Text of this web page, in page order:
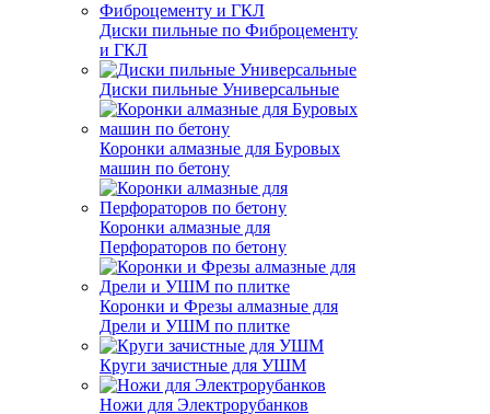
Диски пильные по Фиброцементу
и ГКЛ
Диски пильные Универсальные
Коронки алмазные для Буровых
машин по бетону
Коронки алмазные для
Перфораторов по бетону
Коронки и Фрезы алмазные для
Дрели и УШМ по плитке
Круги зачистные для УШМ
Ножи для Электрорубанков